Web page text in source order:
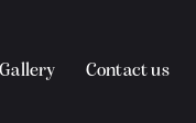
Gallery Contact us